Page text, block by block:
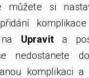
můžete si
komplikace
Upravita
nedostanete
komplikaci a